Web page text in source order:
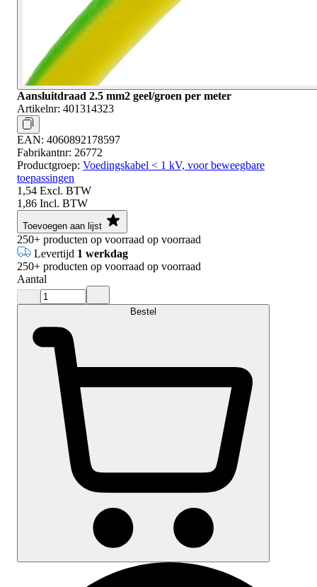
Aansluitdraad 2.5 mm2 geel/groen per meter
Artikelnr: 401314323
EAN: 4060892178597
Fabrikantnr: 26772
Productgroep: Voedingskabel < 1 kV, voor beweegbare
toepassingen
1,54 Excl. BTW
1,86 Incl. BTW
Toevoegen aan lijst
250+ producten op voorraad op voorraad
Levertijd 1 werkdag
250+ producten op voorraad op voorraad
Aantal
Bestel